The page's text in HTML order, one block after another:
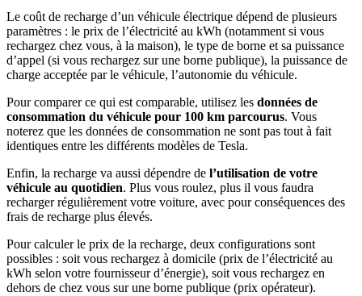
Le coût de recharge d’un véhicule électrique dépend de plusieurs
paramètres : le prix de l’électricité au kWh (notamment si vous
rechargez chez vous, à la maison), le type de borne et sa puissance
d’appel (si vous rechargez sur une borne publique), la puissance de
charge acceptée par le véhicule, l’autonomie du véhicule.
Pour comparer ce qui est comparable, utilisez les données de
consommation du véhicule pour 100 km parcourus. Vous
noterez que les données de consommation ne sont pas tout à fait
identiques entre les différents modèles de Tesla.
Enfin, la recharge va aussi dépendre de l’utilisation de votre
véhicule au quotidien. Plus vous roulez, plus il vous faudra
recharger régulièrement votre voiture, avec pour conséquences des
frais de recharge plus élevés.
Pour calculer le prix de la recharge, deux configurations sont
possibles : soit vous rechargez à domicile (prix de l’électricité au
kWh selon votre fournisseur d’énergie), soit vous rechargez en
dehors de chez vous sur une borne publique (prix opérateur).